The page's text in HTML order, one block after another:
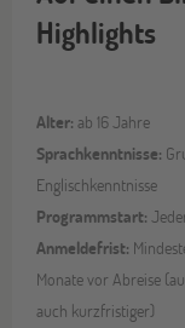
Highlights
Alter: ab 16 Jahre
Sprachkenntnisse:
Englischkenntnisse
Programmstart:
Anmeldefrist:
Monate vor Abreise
auch kurzfristiger)